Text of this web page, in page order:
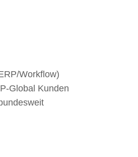
Workflow)
-Global Kunden